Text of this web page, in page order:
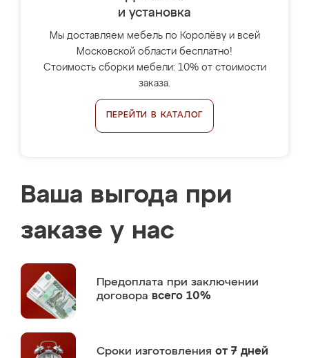
и установка
Мы доставляем мебель по Королёву и всей
Московской области бесплатно!
Стоимость сборки мебели: 10% от стоимости
заказа.
ПЕРЕЙТИ В КАТАЛОГ
Ваша выгода при
заказе у нас
Предоплата при заключении
договора всего 10%
Сроки изготовления от 7 дней